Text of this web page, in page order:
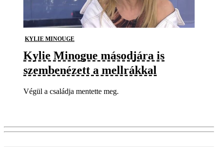
KYLIE MINOUGE
Kylie Minogue másodjára is
szembenézett a mellrákkal
Végül a családja mentette meg.